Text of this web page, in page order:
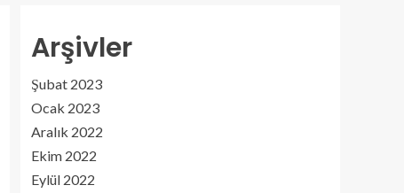
Arşivler
Şubat 2023
Ocak 2023
Aralık 2022
Ekim 2022
Eylül 2022